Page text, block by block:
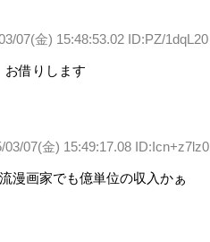
07(金) 15:48:53.02 ID:PZ/1dqL20
お借りします
03/07(金) 15:49:17.08 ID:Icn+z7lz0
漫画家でも億単位の収入かぁ